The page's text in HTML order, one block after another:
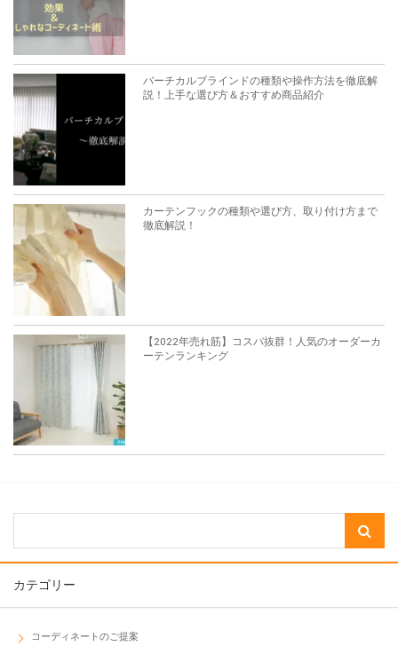
バーチカルブラインドの種類や操作方法を徹底解
説！上手な選び方＆おすすめ商品紹介
カーテンフックの種類や選び方、取り付け方まで
徹底解説！
【2022年売れ筋】コスパ抜群！人気のオーダーカ
ーテンランキング
カテゴリー
コーディネートのご提案